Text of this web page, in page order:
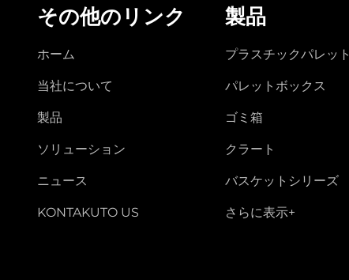
その他のリンク
ホーム
当社について
製品
ソリューション
ニュース
KONTAKUTO US
製品
プラスチックパレット
パレットボックス
ゴミ箱
クラート
バスケットシリーズ
さらに表示+